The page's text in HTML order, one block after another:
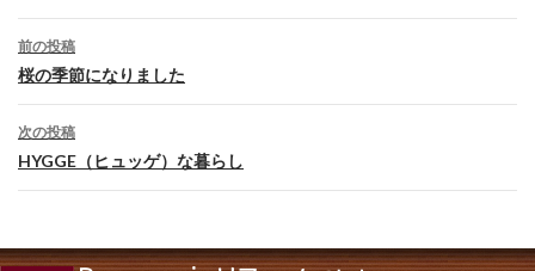
投
稿
ナ
ビ
ー
前の投稿
桜の季節になりました
次の投稿
HYGGE（ヒュッゲ）な暮らし